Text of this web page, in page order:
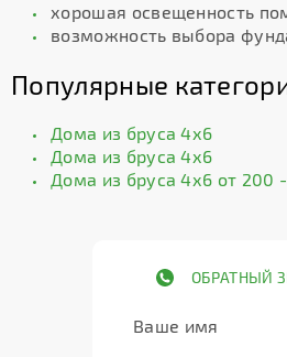
хорошая освещенность
возможность выбора
Популярные
Дома из бруса 4х6
Дома из бруса 4х6
Дома из бруса 4х6 от 200
ОБРАТНЫЙ
Ваше имя